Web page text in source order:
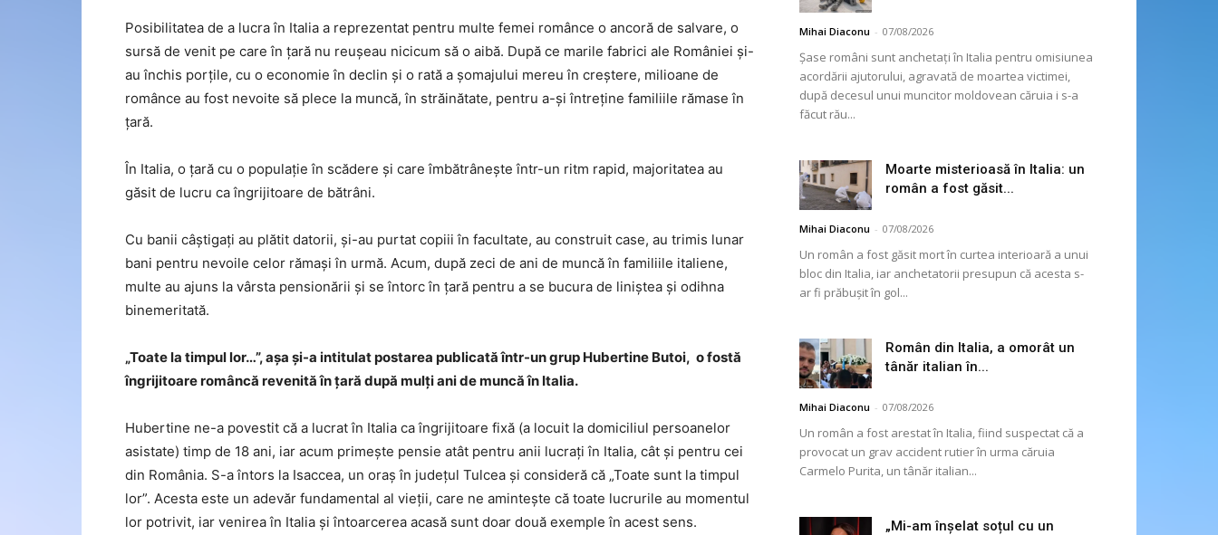
românului
Posibilitatea de a lucra în Italia a reprezentat pentru multe femei românce o ancoră de salvare, o
sursă de venit pe care în țară nu reușeau nicicum să o aibă. După ce marile fabrici ale României și-
au închis porțile, cu o economie în declin și o rată a șomajului mereu în creștere, milioane de
românce au fost nevoite să plece la muncă, în străinătate, pentru a-și întreține familiile rămase în
țară.
În Italia, o țară cu o populație în scădere și care îmbătrânește într-un ritm rapid, majoritatea au
găsit de lucru ca îngrijitoare de bătrâni.
Cu banii câștigați au plătit datorii, și-au purtat copiii în facultate, au construit case, au trimis lunar
bani pentru nevoile celor rămași în urmă. Acum, după zeci de ani de muncă în familiile italiene,
multe au ajuns la vârsta pensionării și se întorc în țară pentru a se bucura de liniștea și odihna
binemeritată.
„Toate la timpul lor…”, așa și-a intitulat postarea publicată într-un grup Hubertine Butoi, o fostă
îngrijitoare româncă revenită în țară după mulți ani de muncă în Italia.
Hubertine ne-a povestit că a lucrat în Italia ca îngrijitoare fixă (a locuit la domiciliul persoanelor
asistate) timp de 18 ani, iar acum primește pensie atât pentru anii lucrați în Italia, cât și pentru cei
din România. S-a întors la Isaccea, un oraș în județul Tulcea și consideră că „Toate sunt la timpul
lor”. Acesta este un adevăr fundamental al vieții, care ne amintește că toate lucrurile au momentul
lor potrivit, iar venirea în Italia și întoarcerea acasă sunt doar două exemple în acest sens.
Mihai Diaconu - 07/08/2026
Șase români sunt anchetați în Italia pentru omisiunea
acordării ajutorului, agravată de moartea victimei,
după decesul unui muncitor moldovean căruia i s-a
făcut rău...
Moarte misterioasă în Italia: un
român a fost găsit...
Mihai Diaconu - 07/08/2026
Un român a fost găsit mort în curtea interioară a unui
bloc din Italia, iar anchetatorii presupun că acesta s-
ar fi prăbușit în gol...
Român din Italia, a omorât un
tânăr italian în...
Mihai Diaconu - 07/08/2026
Un român a fost arestat în Italia, fiind suspectat că a
provocat un grav accident rutier în urma căruia
Carmelo Purita, un tânăr italian...
„Mi-am înșelat soțul cu un